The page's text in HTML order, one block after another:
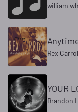
william
Rex Carrol
YOUR
Brandon